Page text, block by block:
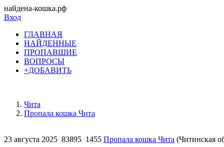
найдена-кошка.рф
Вход
ГЛАВНАЯ
НАЙДЕННЫЕ
ПРОПАВШИЕ
ВОПРОСЫ
+ДОБАВИТЬ
Чита
Пропала кошка Чита
23 августа 2025 83895 1455 Пропала кошка Чита (Читинская